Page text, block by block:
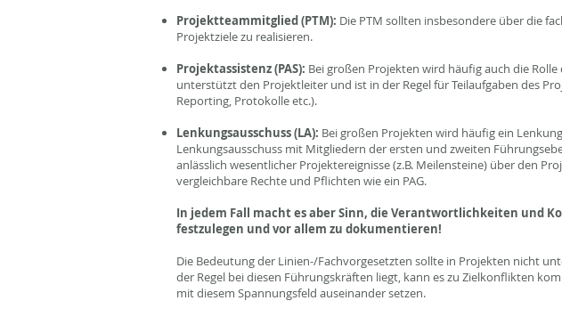
Projektteammitglied (PTM): Die PTM sollten insbesondere über die
Projektziele zu realisieren.
Projektassistenz (PAS): Bei großen Projekten wird häufig auch die
unterstützt den Projektleiter und ist in der Regel für Teilaufgaben des
Reporting, Protokolle etc.).
Lenkungsausschuss (LA): Bei großen Projekten wird häufig ein
Lenkungsausschuss mit Mitgliedern der ersten und zweiten
anlässlich wesentlicher Projektereignisse (z.B. Meilensteine) über den
vergleichbare Rechte und Pflichten wie ein PAG.
In jedem Fall macht es aber Sinn, die Verantwortlichkeiten und
festzulegen und vor allem zu dokumentieren!
Die Bedeutung der Linien-/Fachvorgesetzten sollte in Projekten nicht
der Regel bei diesen Führungskräften liegt, kann es zu Zielkonflikten
mit diesem Spannungsfeld auseinander setzen.